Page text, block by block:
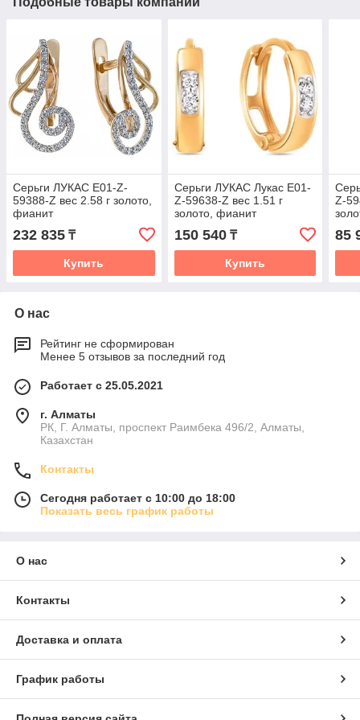
Серьги ЛУКАС E01-Z-
59388-Z вес 2.58 г золото,
фианит
232 835 ₸
Купить
Серьги ЛУКАС Лукас E01-
Z-59638-Z вес 1.51 г
золото, фианит
150 540₸
Купить
Z-
85
О нас
Рейтинг не сформирован
Менее 5 отзывов за последний год
Работает с 25.05.2021
г. Алматы
РК, Г. Алматы, проспект Раимбека 496/2, Алматы,
Казахстан
Контакты
Сегодня работает с 10:00 до 18:00
Показать весь график работы
О нас
Контакты
Доставка и оплата
График работы